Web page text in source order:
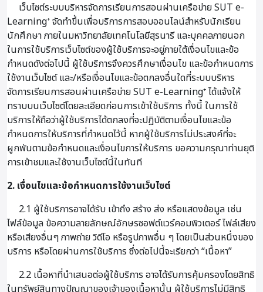
เว็บไซต์ระบบบริหารจัดการเรียนการสอนผ่านเครือข่าย SUT e-
Learning⁺ จัดทำขึ้นเพื่อบริการการสอบออนไลน์สำหรับนักเรียน
นักศึกษา ภายในมหาวิทยาลัยเทคโนโลยีสุรนารี และบุคคลภายนอก
ในการใช้บริการเว็บไซต์ของผู้ใช้บริการจะอยู่ภายใต้เงื่อนไขและข้อ
กำหนดดังต่อไปนี้ ผู้ใช้บริการจึงควรศึกษาเงื่อนไข และข้อกำหนดการ
ใช้งานเว็บไซต์ และ/หรือเงื่อนไขและข้อตกลงอื่นใดที่ระบบบริหาร
จัดการเรียนการสอนผ่านเครือข่าย SUT e-Learning⁺ ได้แจ้งให้
ทราบบนเว็บไซต์โดยละเอียดก่อนการเข้าใช้บริการ ทั้งนี้ ในการใช้
บริการให้ถือว่าผู้ใช้บริการได้ตกลงที่จะปฏิบัติตามเงื่อนไขและข้อ
กำหนดการให้บริการที่กำหนดไว้นี้ หากผู้ใช้บริการไม่ประสงค์ที่จะ
ผูกพันตามข้อกำหนดและเงื่อนไขการให้บริการ ขอความกรุณาท่านยุติ
การเข้าชมและใช้งานเว็บไซต์นี้ในทันที
2. เงื่อนไขและข้อกำหนดการใช้งานเว็บไซต์
2.1 ผู้ใช้บริการอาจได้รับ เข้าถึง สร้าง ส่ง หรือแสดงข้อมูล เช่น
ไฟล์ข้อมูล ข้อความลายลักษณ์อักษรซอฟต์แวร์คอมพิวเตอร์ ไฟล์เสียง
หรือเสียงอื่นๆ ภาพถ่าย วิดีโอ หรือรูปภาพอื่น ๆ โดยเป็นส่วนหนึ่งของ
บริการ หรือโดยผ่านการใช้บริการ ซึ่งต่อไปนี้จะเรียกว่า “เนื้อหา”
2.2 เนื้อหาที่นำเสนอต่อผู้ใช้บริการ อาจได้รับการคุ้มครองโดยสิทธิ
ในทรัพย์สินทางปัญญาของเจ้าของเนื้อหานั้น ผู้ใช้บริการไม่มีสิทธิ